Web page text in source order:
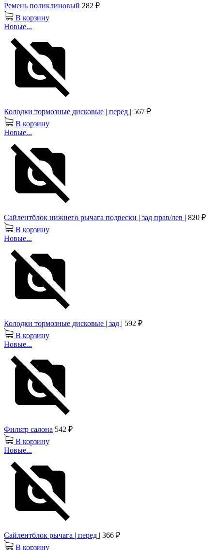
Ремень поликлиновый 282 ₽
В корзину
Новые...
Колодки тормозные дисковые | перед | 567 ₽
В корзину
Новые...
Сайлентблок нижнего рычага подвески | зад прав/лев | 820 ₽
В корзину
Новые...
Колодки тормозные дисковые | зад | 592 ₽
В корзину
Новые...
Фильтр салона 542 ₽
В корзину
Новые...
Сайлентблок рычага | перед | 366 ₽
В корзину